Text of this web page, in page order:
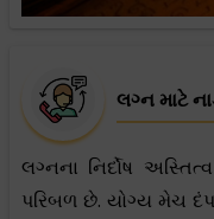
લગ્ન માટે
લગ્નના નિર્દોષ
પરિબળ છે. યોગ્ય મેચ